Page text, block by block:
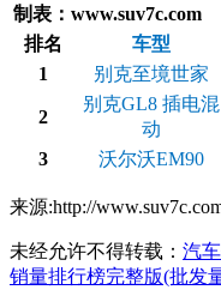
制表：www.suv7c.com
排名
车型
1
别克至境世家
2
别克GL8 插电混
动
3 沃尔沃EM90
来源:http://
未经允许不得转载： 汽
销量排行榜完整版(批发